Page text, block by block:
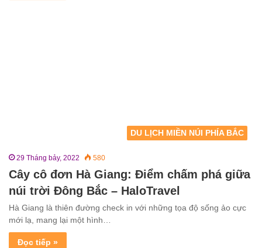
DU LỊCH MIỀN NÚI PHÍA BẮC
29 Tháng bảy, 2022 580
Cây cô đơn Hà Giang: Điểm chấm phá giữa
núi trời Đông Bắc – HaloTravel
Hà Giang là thiên đường check in với những tọa độ sống ảo cực
mới lạ, mang lại một hình…
Đọc tiếp »